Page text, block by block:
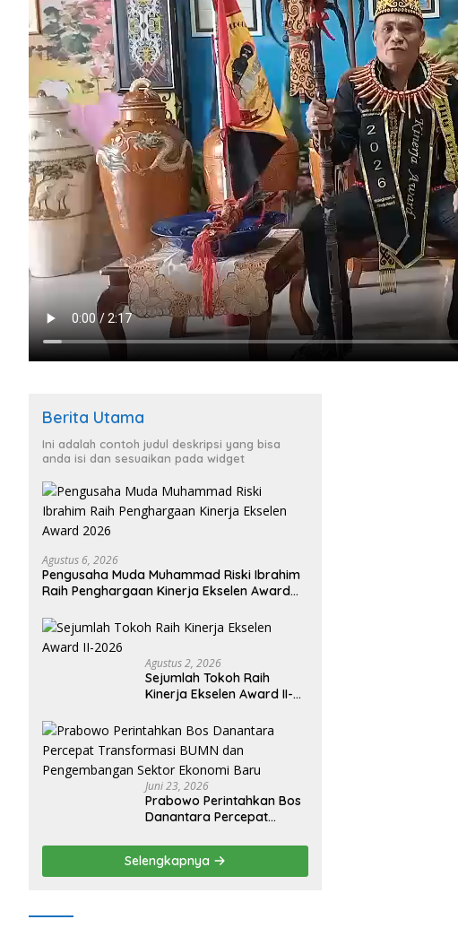
Berita Utama
Ini adalah contoh judul deskripsi yang bisa
anda isi dan sesuaikan pada widget
Agustus 6, 2026
Pengusaha Muda Muhammad Riski Ibrahim
Raih Penghargaan Kinerja Ekselen Award
Agustus 2, 2026
Sejumlah Tokoh Raih
Kinerja Ekselen Award II-
Juni 23, 2026
Prabowo Perintahkan Bos
Danantara Percepat
Pengembangan Sektor
Ekonomi Baru
Selengkapnya